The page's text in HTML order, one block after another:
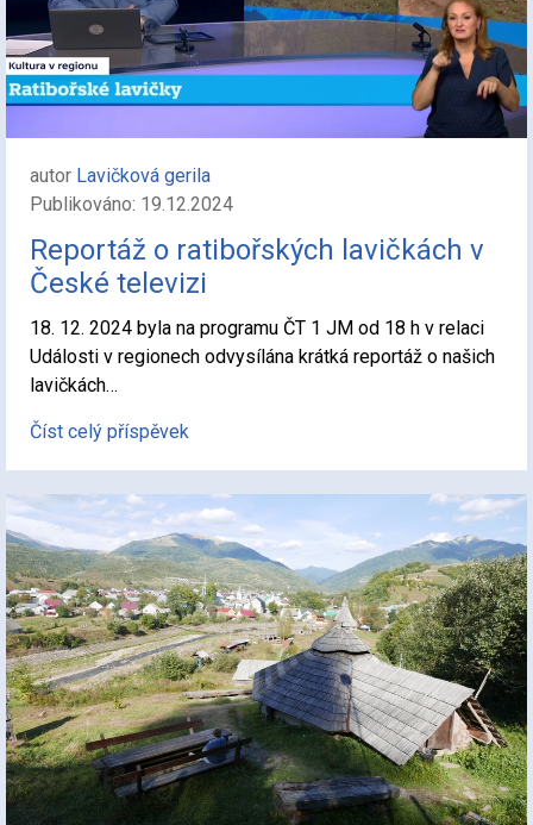
autor Lavičková gerila
Publikováno: 19.12.2024
Reportáž o ratibořských lavičkách v
České televizi
18. 12. 2024 byla na programu ČT 1 JM od 18 h v relaci
Události v regionech odvysílána krátká reportáž o našich
lavičkách…
Číst celý příspěvek